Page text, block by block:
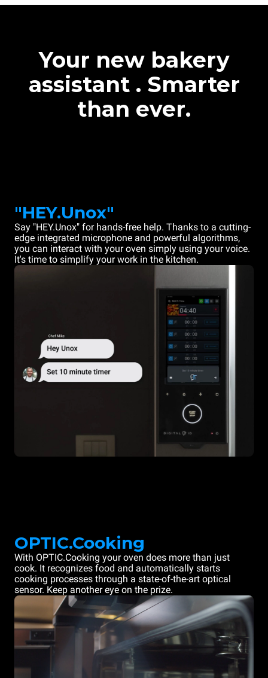
Your new bakery
assistant . Smarter
than ever.
"HEY.Unox"
Say "HEY.Unox" for hands-free help. Thanks to a cutting-
edge integrated microphone and powerful algorithms,
you can interact with your oven simply using your voice.
It's time to simplify your work in the kitchen.
OPTIC.Cooking
With OPTIC.Cooking your oven does more than just
cook. It recognizes food and automatically starts
cooking processes through a state-of-the-art optical
sensor. Keep another eye on the prize.